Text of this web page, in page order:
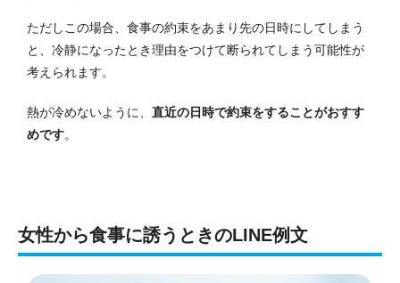
ただしこの場合、食事の約束をあまり先の日時にしてしまう
と、冷静になったとき理由をつけて断られてしまう可能性が
考えられます。
熱が冷めないように、 直近の日時で約束をすることがおすす
めです。
女性から食事に誘うときのLINE例文